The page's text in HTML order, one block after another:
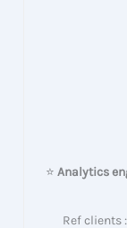
⭐ Analytics
Ref clients